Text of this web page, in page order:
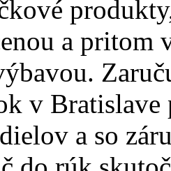
a pritom
v
a so